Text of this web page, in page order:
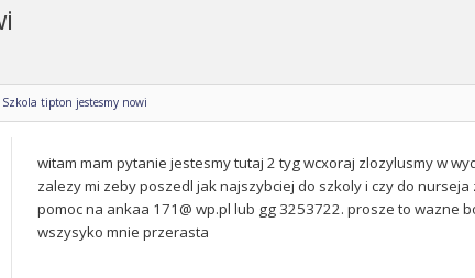
Szkola tipton jestesmy nowi
witam mam pytanie jestesmy tutaj 2 tyg wcxoraj zlozylusmy w
zalezy mi zeby poszedl jak najszybciej do szkoly i czy do
pomoc na ankaa 171@ wp.pl lub gg 3253722. prosze to wazne
wszysyko mnie przerasta